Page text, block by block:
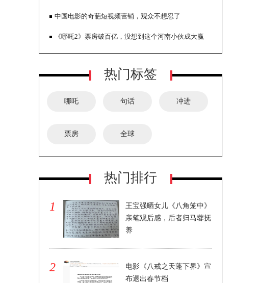
破1亿美元
中国电影的奇葩短视频营销，观众不想忍了
《哪吒2》票房破百亿，没想到这个河南小伙成大赢
家！
热门标签
哪吒 句话 冲进
票房 全球
热门排行
1
王宝强晒女儿《八角笼中》
亲笔观后感，后者归马蓉抚
养
2
电影《八戒之天蓬下界》宣
布退出春节档